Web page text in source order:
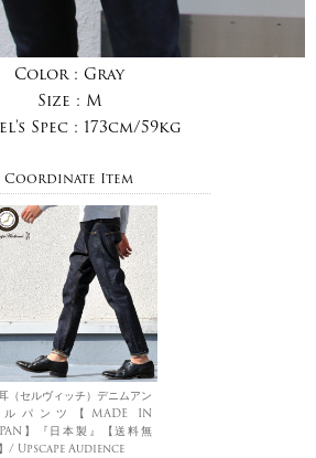
Color : Gray
Size : M
Spec : 173cm/59kg
Coordinate Item
（セルヴィッチ）デニムアン
ルパンツ【MADE IN
】『日本製』【送料無
/ Upscape Audience